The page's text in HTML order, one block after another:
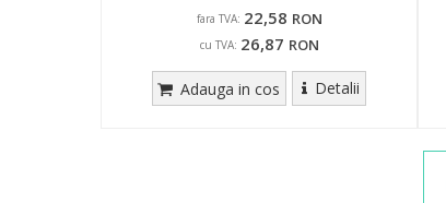
fara TVA: 22,58 RON
cu TVA: 26,87 RON
Adauga in cos Detalii